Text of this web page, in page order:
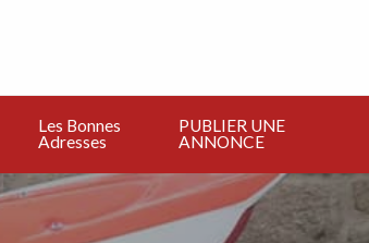
Les Bonnes
Adresses
PUBLIER UNE
ANNONCE